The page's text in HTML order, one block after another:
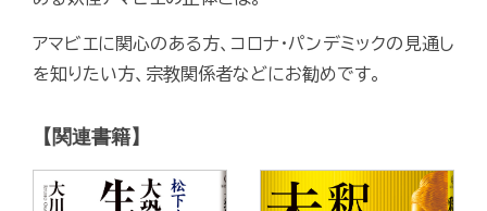
アマビエに関心のある方、コロナ・パンデミックの見通し
を知りたい方、宗教関係者などにお勧めです。
【関連書籍】